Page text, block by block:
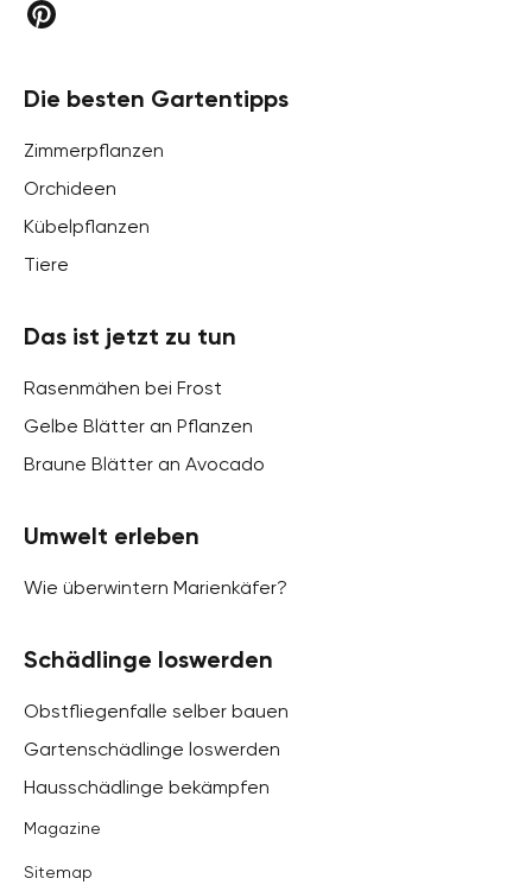
Die besten Gartentipps
Zimmerpflanzen
Orchideen
Kübelpflanzen
Tiere
Das ist jetzt zu tun
Rasenmähen bei Frost
Gelbe Blätter an Pflanzen
Braune Blätter an Avocado
Umwelt erleben
Wie überwintern Marienkäfer?
Schädlinge loswerden
Obstfliegenfalle selber bauen
Gartenschädlinge loswerden
Hausschädlinge bekämpfen
Magazine
Sitemap